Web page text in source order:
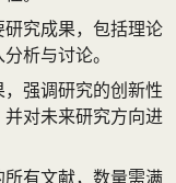
研究成果，包括理论
析与讨论。
强调研究的创新性
对未来研究方向进
所有文献，数量需满